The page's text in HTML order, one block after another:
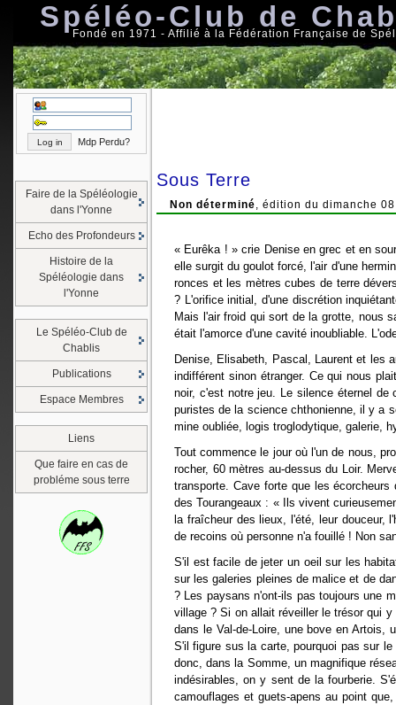
Spéléo-Club de
Fondé en 1971 - Affilié à la Fédération Française de
Mdp Perdu?
Faire de la Spéléologie
dans l'Yonne
Echo des Profondeurs
Histoire de la
Spéléologie dans
l'Yonne
Le Spéléo-Club de
Chablis
Publications
Espace Membres
Liens
Que faire en cas de
probléme sous terre
Sous Terre
Non déterminé, édition du dimanche
« Eurêka ! » crie Denise en grec et en
elle surgit du goulot forcé, l'air d'une
ronces et les mètres cubes de terre
? L'orifice initial, d'une discrétion
Mais l'air froid qui sort de la grotte, nous
était l'amorce d'une cavité inoubliable.
Denise, Elisabeth, Pascal, Laurent et les
indifférent sinon étranger. Ce qui nous
noir, c'est notre jeu. Le silence éternel
puristes de la science chthonienne, il y a
mine oubliée, logis troglodytique, galerie,
Tout commence le jour où l'un de nous,
rocher, 60 mètres au-dessus du Loir.
transporte. Cave forte que les
des Tourangeaux : « Ils vivent
la fraîcheur des lieux, l'été, leur douceur,
de recoins où personne n'a fouillé ! Non
S'il est facile de jeter un oeil sur les
sur les galeries pleines de malice et de
? Les paysans n'ont-ils pas toujours une
village ? Si on allait réveiller le trésor qui
dans le Val-de-Loire, une bove en Artois,
S'il figure sus la carte, pourquoi pas sur
donc, dans la Somme, un magnifique
indésirables, on y sent de la fourberie.
camouflages et guets-apens au point